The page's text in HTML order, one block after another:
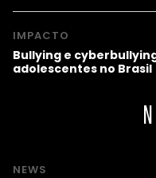
IMPACTO
Bullying e
adolescentes no Brasil
NEWS